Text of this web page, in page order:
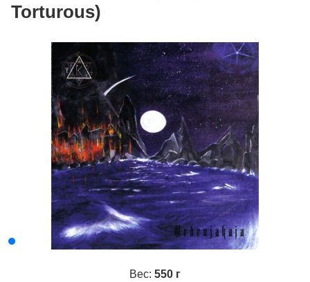
Torturous)
Вес: 550 г